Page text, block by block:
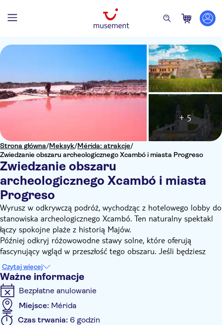
Strona główna/Meksyk/Mérida: atrakcje/
Zwiedzanie obszaru archeologicznego Xcambó i miasta Progreso
Zwiedzanie obszaru
archeologicznego Xcambó i miasta
Progreso
+ 5
Wyrusz w odkrywczą podróż, wychodząc z hotelowego lobby do
stanowiska archeologicznego Xcambó. Ten naturalny spektakl
łączy spokojne plaże z historią Majów.
Później odkryj różowowodne stawy solne, które oferują
fascynujący wgląd w przeszłość tego obszaru. Jeśli będziesz
mieć szczęście, możesz zobaczyć flamingi zdobiące wody.
Na koniec odwiedzisz uroczy port Progreso. Można tu
wygrzewać się na słońcu, zażyć orzeźwiającej kąpieli w morzu
lub po prostu podziwiać widoki na morze. Mając wystarczająco
dużo wolnego czasu, możesz cieszyć się tym nadmorskim rajem
we własnym tempie.
Czytaj więcej
Ważne informacje
Bezpłatne anulowanie
Miejsce: Mérida
Czas trwania: 6 godzin